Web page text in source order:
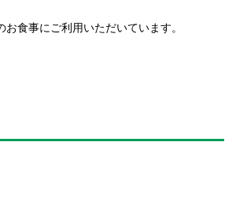
お食事にご利用いただいています。